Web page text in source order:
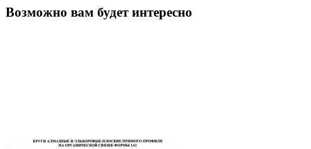
Возможно вам будет интересно